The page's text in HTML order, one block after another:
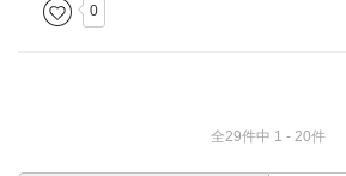
【中川敦子／なかがわ・あつこ】服部
【中澤美奈子／なかざわ・みなこ】無
0
全29件中 1 - 20件